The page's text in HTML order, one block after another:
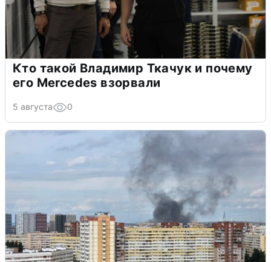
Кто такой Владимир Ткачук и почему
его Mercedes взорвали
5 августа 0